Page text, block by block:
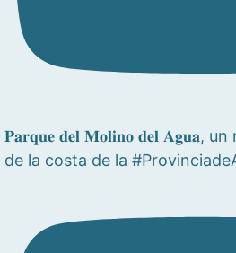
𝐏𝐚𝐫𝐪𝐮𝐞 𝐝𝐞𝐥 𝐌𝐨𝐥𝐢𝐧𝐨 𝐝𝐞𝐥 𝐀𝐠𝐮𝐚,
de la costa de la